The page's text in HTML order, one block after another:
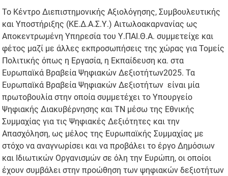
Το Κέντρο Διεπιστημονικής Αξιολόγησης, Συμβουλευτικής
και Υποστήριξης (ΚΕ.Δ.Α.Σ.Υ.) Αιτωλοακαρνανίας ως
Αποκεντρωμένη Υπηρεσία του Υ.ΠΑΙ.Θ.Α. συμμετείχε και
φέτος μαζί με άλλες εκπροσωπήσεις της χώρας για Τομείς
Πολιτικής όπως η Εργασία, η Εκπαίδευση κα. στα
Ευρωπαϊκά Βραβεία Ψηφιακών Δεξιοτήτων2025. Τα
Ευρωπαϊκά Βραβεία Ψηφιακών Δεξιοτήτων είναι μία
πρωτοβουλία στην οποία συμμετέχει το Υπουργείο
Ψηφιακής Διακυβέρνησης και ΤΝ μέσω της Εθνικής
Συμμαχίας για τις Ψηφιακές Δεξιότητες και την
Απασχόληση, ως μέλος της Ευρωπαϊκής Συμμαχίας με
στόχο να αναγνωρίσει και να προβάλει το έργο Δημόσιων
και Ιδιωτικών Οργανισμών σε όλη την Ευρώπη, οι οποίοι
έχουν συμβάλει στην προώθηση των ψηφιακών δεξιοτήτων